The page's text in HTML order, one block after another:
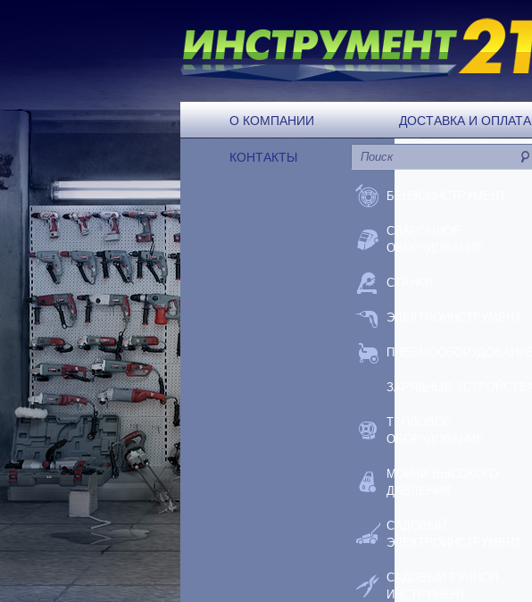
О КОМПАНИИ ДОСТАВКА И ОПЛАТА
КОНТАКТЫ
БЕНЗОИНСТРУМЕНТ
СВАРОЧНОЕ
ОБОРУДОВАНИЕ
СТАНКИ
ЭЛЕКТРОИНСТРУМЕНТ
ПНЕВМООБОРУДОВАНИЕ
ЗАРЯДНЫЕ УСТРОЙСТВА
ТЕПЛОВОЕ
ОБОРУДОВАНИЕ
МОЙКИ ВЫСОКОГО
ДАВЛЕНИЯ
САДОВЫЙ
ЭЛЕКТРОИНСТРУМЕНТ
САДОВЫЙ РУЧНОЙ
ИНСТРУМЕНТ